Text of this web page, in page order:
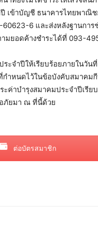
เข้าบัญชี ธนาคารไทยพา
6 และส่งหลังฐานการช
มยอดค้างชำระได้ที่ 093-
ระจำปีให้เรียบร้อยภายในวั
ำหนดไว้ในข้อบังคับสมาคม
ค่าบำรุงสมาคมประจำปีเรี
ภัยมา ณ ที่นี้ด้วย
ต่อบัตรสมาชิก